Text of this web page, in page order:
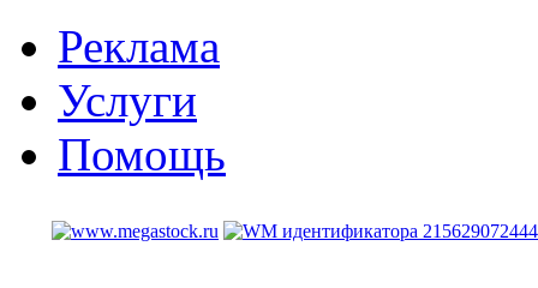
Реклама
Услуги
Помощь